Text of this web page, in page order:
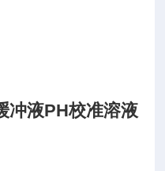
冲液PH校准溶液